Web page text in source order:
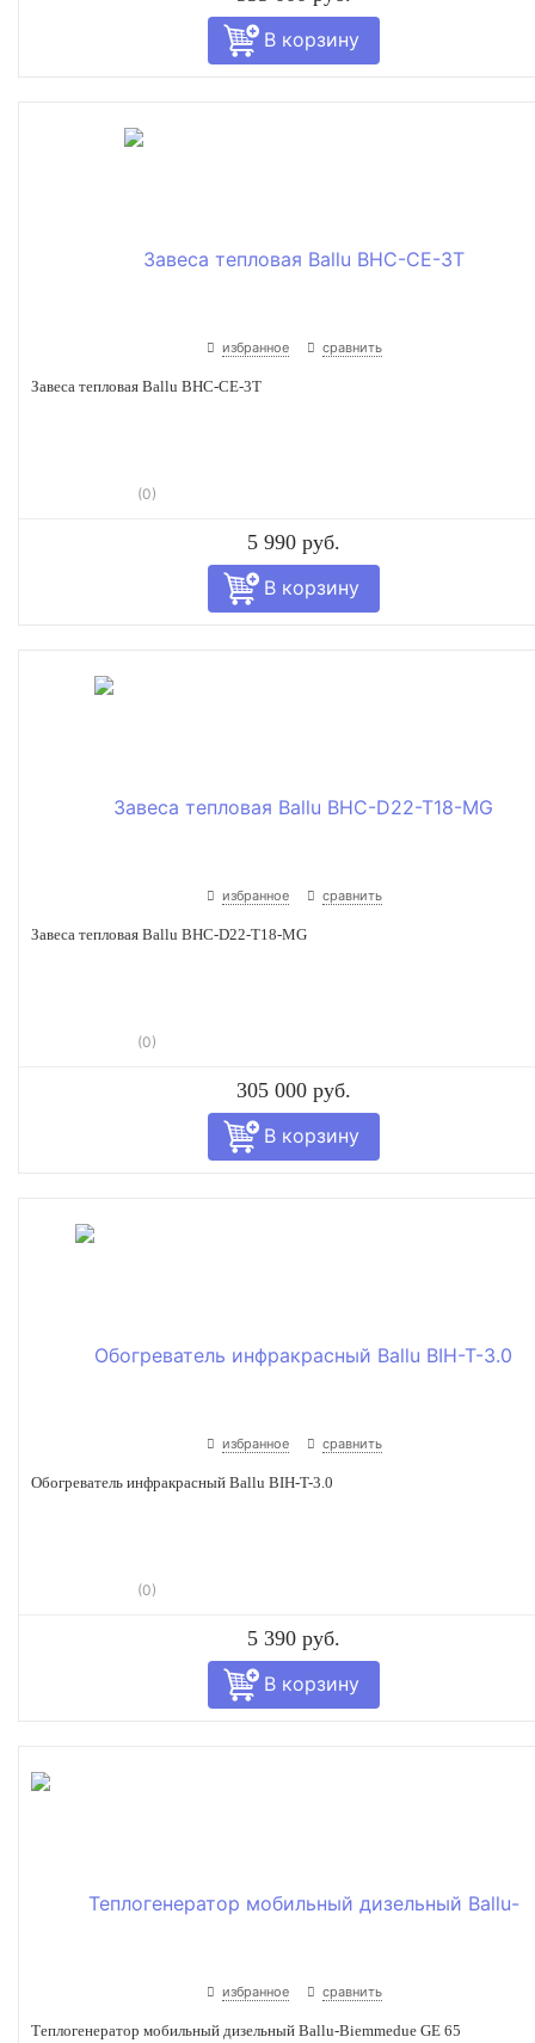
избранное сравнить
Завеса тепловая Ballu BHC-CE-3T
(0)
5 990 руб.
избранное сравнить
Завеса тепловая Ballu BHC-D22-T18-MG
(0)
305 000 руб.
избранное сравнить
Обогреватель инфракрасный Ballu BIH-T-3.0
(0)
5 390 руб.
избранное сравнить
Теплогенератор мобильный дизельный Ballu-Biemmedue GE 65